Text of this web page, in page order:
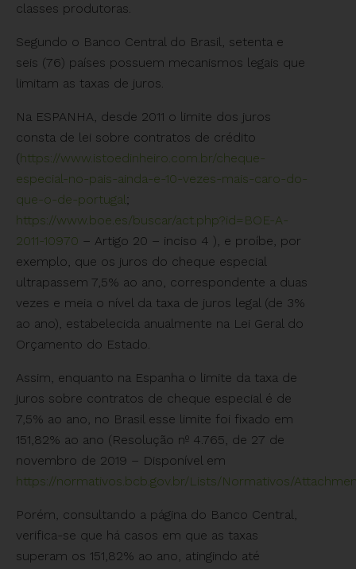
classes produtoras.
Segundo o Banco Central do Brasil, setenta e
seis (76) países possuem mecanismos legais que
limitam as taxas de juros.
Na ESPANHA, desde 2011 o limite dos juros
consta de lei sobre contratos de crédito
(https://www.istoedinheiro.com.br/cheque-
especial-no-pais-ainda-e-10-vezes-mais-caro-do-
que-o-de-portugal;
https://www.boe.es/buscar/act.php?id=BOE-A-
2011-10970 – Artigo 20 – inciso 4 ), e proíbe, por
exemplo, que os juros do cheque especial
ultrapassem 7,5% ao ano, correspondente a duas
vezes e meia o nível da taxa de juros legal (de 3%
ao ano), estabelecida anualmente na Lei Geral do
Orçamento do Estado.
Assim, enquanto na Espanha o limite da taxa de
juros sobre contratos de cheque especial é de
7,5% ao ano, no Brasil esse limite foi fixado em
151,82% ao ano (Resolução nº 4.765, de 27 de
novembro de 2019 – Disponível em
https://normativos.bcb.gov.br/Lists/Normativos/
Porém, consultando a página do Banco Central,
verifica-se que há casos em que as taxas
superam os 151,82% ao ano, atingindo até